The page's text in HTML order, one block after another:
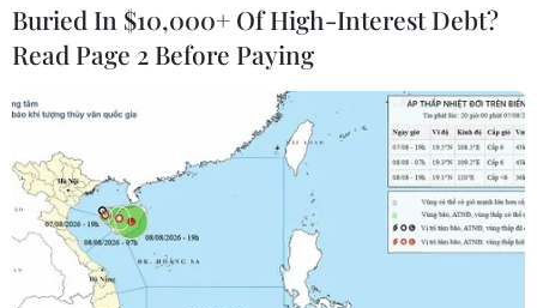
Naver và NVIDIA tăng tốc xây dựng
“Nhà máy AI,” hướng tới doanh thu
07/08/2026 13:01
APIE Camp 2026: Kết nối sinh viên
Việt Nam với cộng đồng Internet
quốc tế
07/08/2026 12:04
Buried In $10,000+ Of High-Interest Debt?
Read Page 2 Before Paying